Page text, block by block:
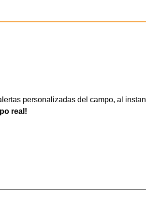
personalizadas del campo, al
real!